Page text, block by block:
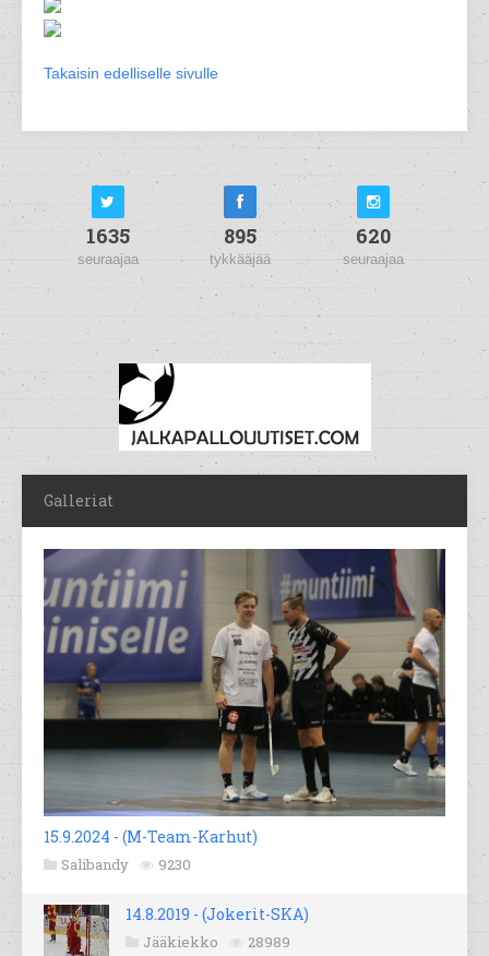
Takaisin edelliselle sivulle
1635
seuraajaa
895
tykkääjää
620
seuraajaa
Galleriat
15.9.2024 - (M-Team-Karhut)
Salibandy 9230
14.8.2019 - (Jokerit-SKA)
Jääkiekko 28989